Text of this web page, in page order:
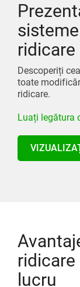
Descoperiți
toate
ridicare.
Luați legătura
lucru